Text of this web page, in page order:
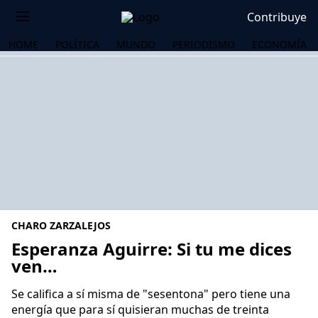
Contribuye
HOME POLÍTICA MUNDO PERIODISMO ECONOMÍA
CHARO ZARZALEJOS
Esperanza Aguirre: Si tu me dices
ven…
Se califica a sí misma de "sesentona" pero tiene una
energía que para sí quisieran muchas de treinta